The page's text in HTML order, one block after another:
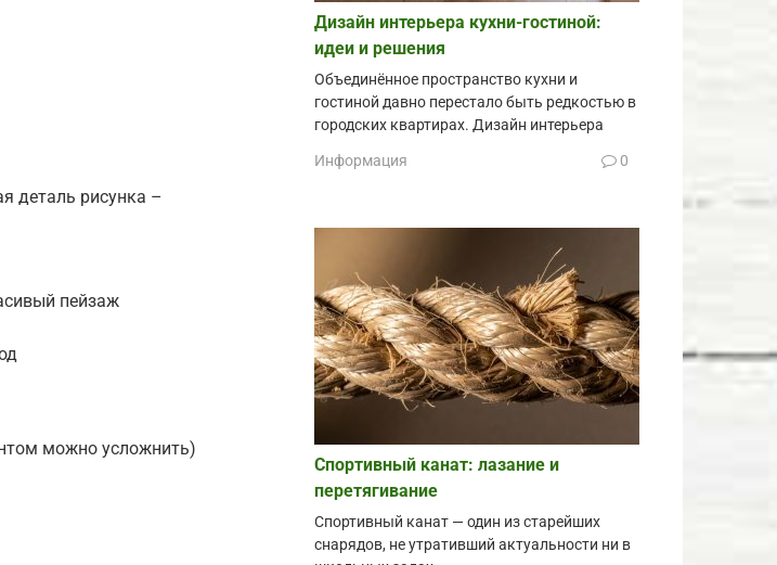
деталь рисунка –
пейзаж
можно усложнить)
Дизайн интерьера кухни-гостиной:
идеи и решения
Объединённое пространство кухни и
гостиной давно перестало быть редкостью в
городских квартирах. Дизайн интерьера
Информация 0
Спортивный канат: лазание и
перетягивание
Спортивный канат — один из старейших
снарядов, не утративший актуальности ни в